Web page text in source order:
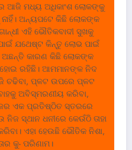
ଆଜି ମଧ୍ୟ ଅଧିକାଂଶ ଲୋକଙ୍କୁ
ଅନ୍ୟପଟେ କିଛି ଲୋକଙ୍କ
ଏହି ଭୌତିକବାଦୀ ସୁଖକୁ
ଯଥେଷ୍ଟ କିନ୍ତୁ ଲୋଭ ପାଇଁ
ଅଛନ୍ତି କାରଣ କିଛି ଲୋକଙ୍କ
ରହିଛି। ଆମମାନଙ୍କ ନିଦ
ଚଢିବା, ପ୍ଳଟ ଉପରେ ପ୍ଳଟ
ଅବିସ୍ମରଣୀୟ କରିବା,
ଏକ ପ୍ରତିଷ୍ଠିତ ସ୍ତରରେ
ସ୍ଥାନ ଧନୀରେ କେଉଁଠି ତାହା
ଏହା ହେଉଛି ଭୌତିକ ନିଶା,
କୁ- ପରିଣାମ।